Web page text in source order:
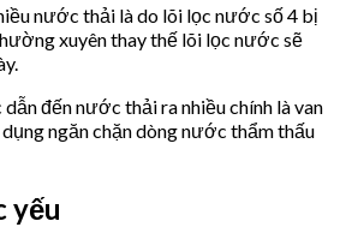
nước thải là do lõi lọc nước số 4 bị
xuyên thay thế lõi lọc nước sẽ
đến nước thải ra nhiều chính là van
ngăn chặn dòng nước thẩm thấu
yếu